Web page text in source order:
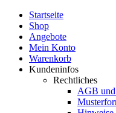
Startseite
Shop
Angebote
Mein Konto
Warenkorb
Kundeninfos
Rechtliches
AGB